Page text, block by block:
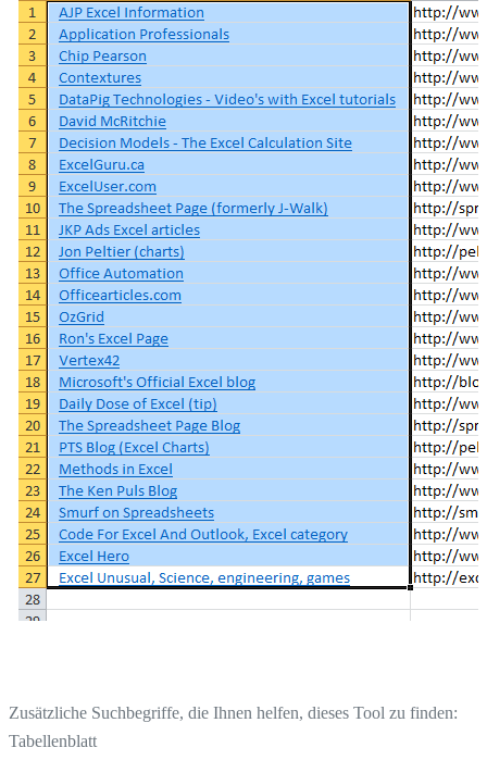
Zusätzliche Suchbegriffe, die Ihnen helfen, dieses Tool zu finden:
Tabellenblatt